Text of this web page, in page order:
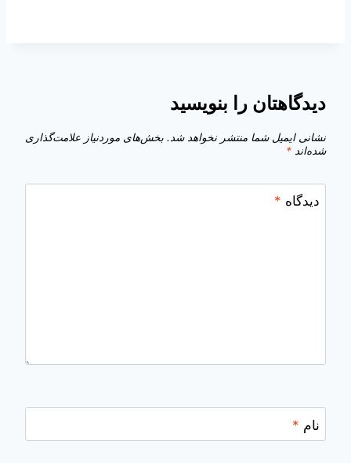
دیدگاهتان را بنویسید
نشانی ایمیل شما منتشر نخواهد شد. بخش‌های موردنیاز علامت‌گذاری
شده‌اند *
دیدگاه *
نام *